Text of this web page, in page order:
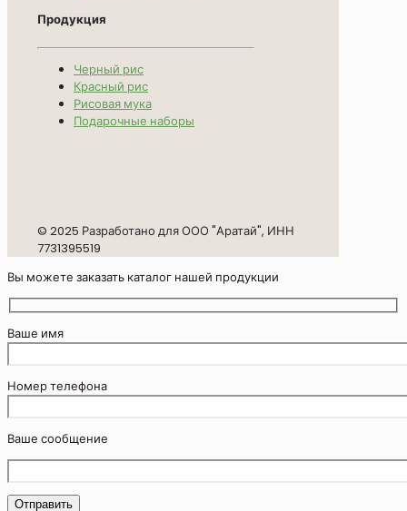
Продукция
Черный рис
Красный рис
Рисовая мука
Подарочные наборы
© 2025 Разработано для ООО "Аратай", ИНН
7731395519
Вы можете заказать каталог нашей продукции
Ваше имя
Номер телефона
Ваше сообщение